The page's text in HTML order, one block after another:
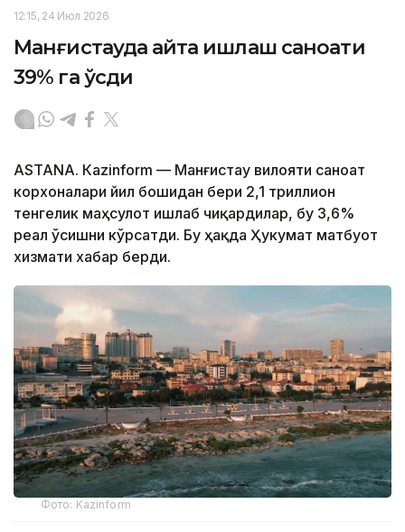
12:15, 24 Июл 2026
Манғистауда қайта ишлаш саноати
39% га ўсди
ASTANА. Кazinform — Манғистау вилояти саноат
корхоналари йил бошидан бери 2,1 триллион
тенгелик маҳсулот ишлаб чиқардилар, бу 3,6%
реал ўсишни кўрсатди. Бу ҳақда Ҳукумат матбуот
хизмати хабар берди.
Фото: Kazinform